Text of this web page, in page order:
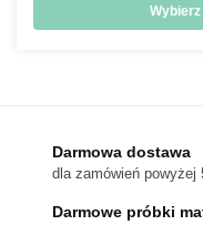
Darmowa dostawa
dla zamówień powyżej
Darmowe próbki